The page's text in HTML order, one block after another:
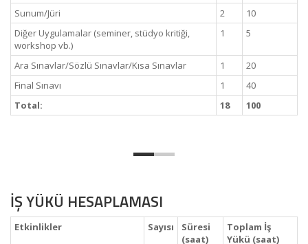
Sunum/Jüri
2
10
Diğer Uygulamalar (seminer, stüdyo kritiği,
workshop vb.)
1 5
Ara Sınavlar/Sözlü Sınavlar/Kısa Sınavlar 1
20
Final Sınavı
1
40
Total:
18 100
İŞ YÜKÜ HESAPLAMASI
Etkinlikler Sayısı
Süresi
(saat)
Toplam İş
Yükü (saat)